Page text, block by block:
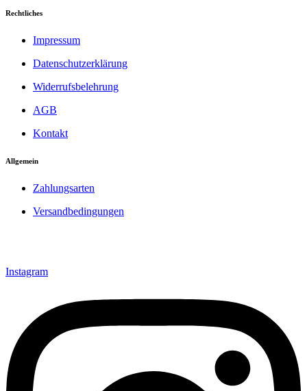
Rechtliches
Impressum
Datenschutzerklärung
Widerrufsbelehrung
AGB
Kontakt
Allgemein
Zahlungsarten
Versandbedingungen
Instagram